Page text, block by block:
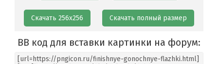
Скачать 256х256 Скачать полный размер
BB код для вставки картинки на форум: